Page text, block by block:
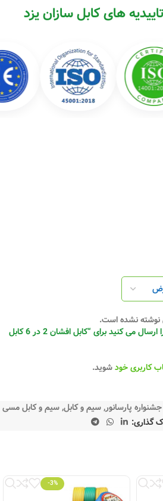
های کابل سازان یزد
نوشته نشده است.
اولین نفری باشید که دیدگاهی را ارسال می کنید برای “کابل افشان 2 در 6 کابل
کاربری خودشوید.
جشنواره پارسانور,سیم و کابل,سیم و کابل مسی
گذاری:
-3%